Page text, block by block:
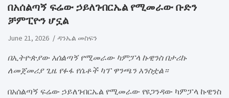
በአሰልጣኝ ፍሬው ኃይለገብርኤል የሚመራው ቡድን
ቻምፒዮን ሆኗል
June 21, 2026 ዳንኤል መስፍን
በኢትዮጵያው አሰልጣኝ የሚመራው ካምፓላ ኩዊንስ በታሪኩ
ለመጀመሪያ ጊዜ የፉፋ የሴቶች ካፕ ዋንጫን አንስቷል።
በአሰልጣኝ ፍሬው ኃይለገብርኤል የሚመራው የዩጋንዳው ካምፓላ ኩዊንስ